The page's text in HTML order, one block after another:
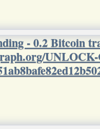
- 0.2 Bitcoin